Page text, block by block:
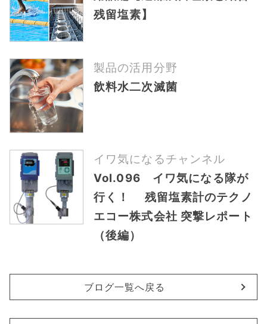
残留塩素】
製品の活用分野
飲料水二次滅菌
イワ気になるチャンネル
Vol.096 イワ気になる隊が
行く！ 残留塩素計のテクノ
エコー株式会社 突撃レポート
（後編）
ブログ一覧へ戻る